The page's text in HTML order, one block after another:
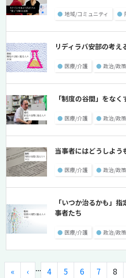
● 地域/コミュニティ ●
リディラバ安部の考え
● 医療/介護 ● 政治/政策
「制度の谷間」をなく
● 医療/介護 ● 政治/政策
当事者にはどうしよう
● 医療/介護 ● 政治/政策
「いつか治るかも」
事者たち
● 医療/介護 ● 政治/政策
« ‹ ... 4 5 6 7 8